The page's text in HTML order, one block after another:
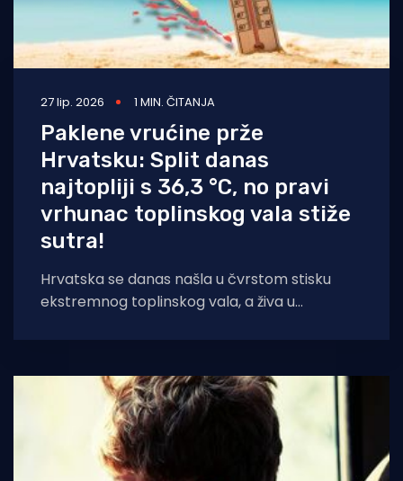
27 lip. 2026 1 MIN. ČITANJA
Paklene vrućine prže
Hrvatsku: Split danas
najtopliji s 36,3 °C, no pravi
vrhunac toplinskog vala stiže
sutra!
Hrvatska se danas našla u čvrstom stisku
ekstremnog toplinskog vala, a živa u
približava granici